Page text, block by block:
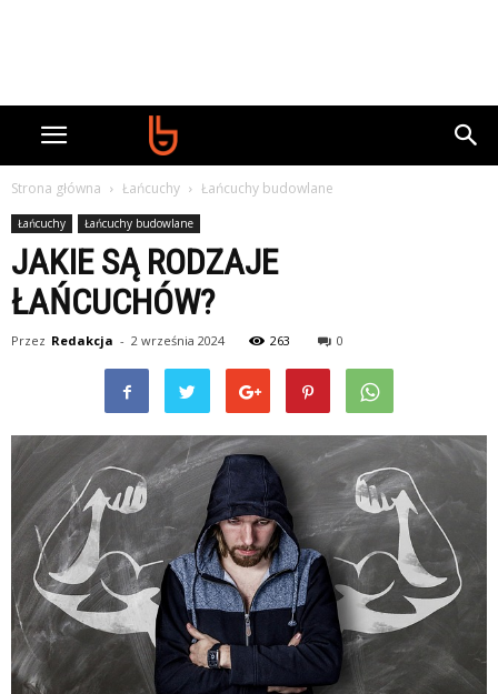
Strona główna Łańcuchy Łańcuchy budowlane
Łańcuchy Łańcuchy budowlane
JAKIE SĄ RODZAJE
ŁAŃCUCHÓW?
Przez Redakcja - 2 września 2024 263 0